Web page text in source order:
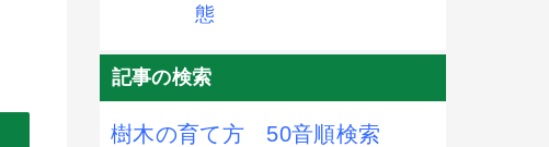
態
記事の検索
樹木の育て方 50音順検索